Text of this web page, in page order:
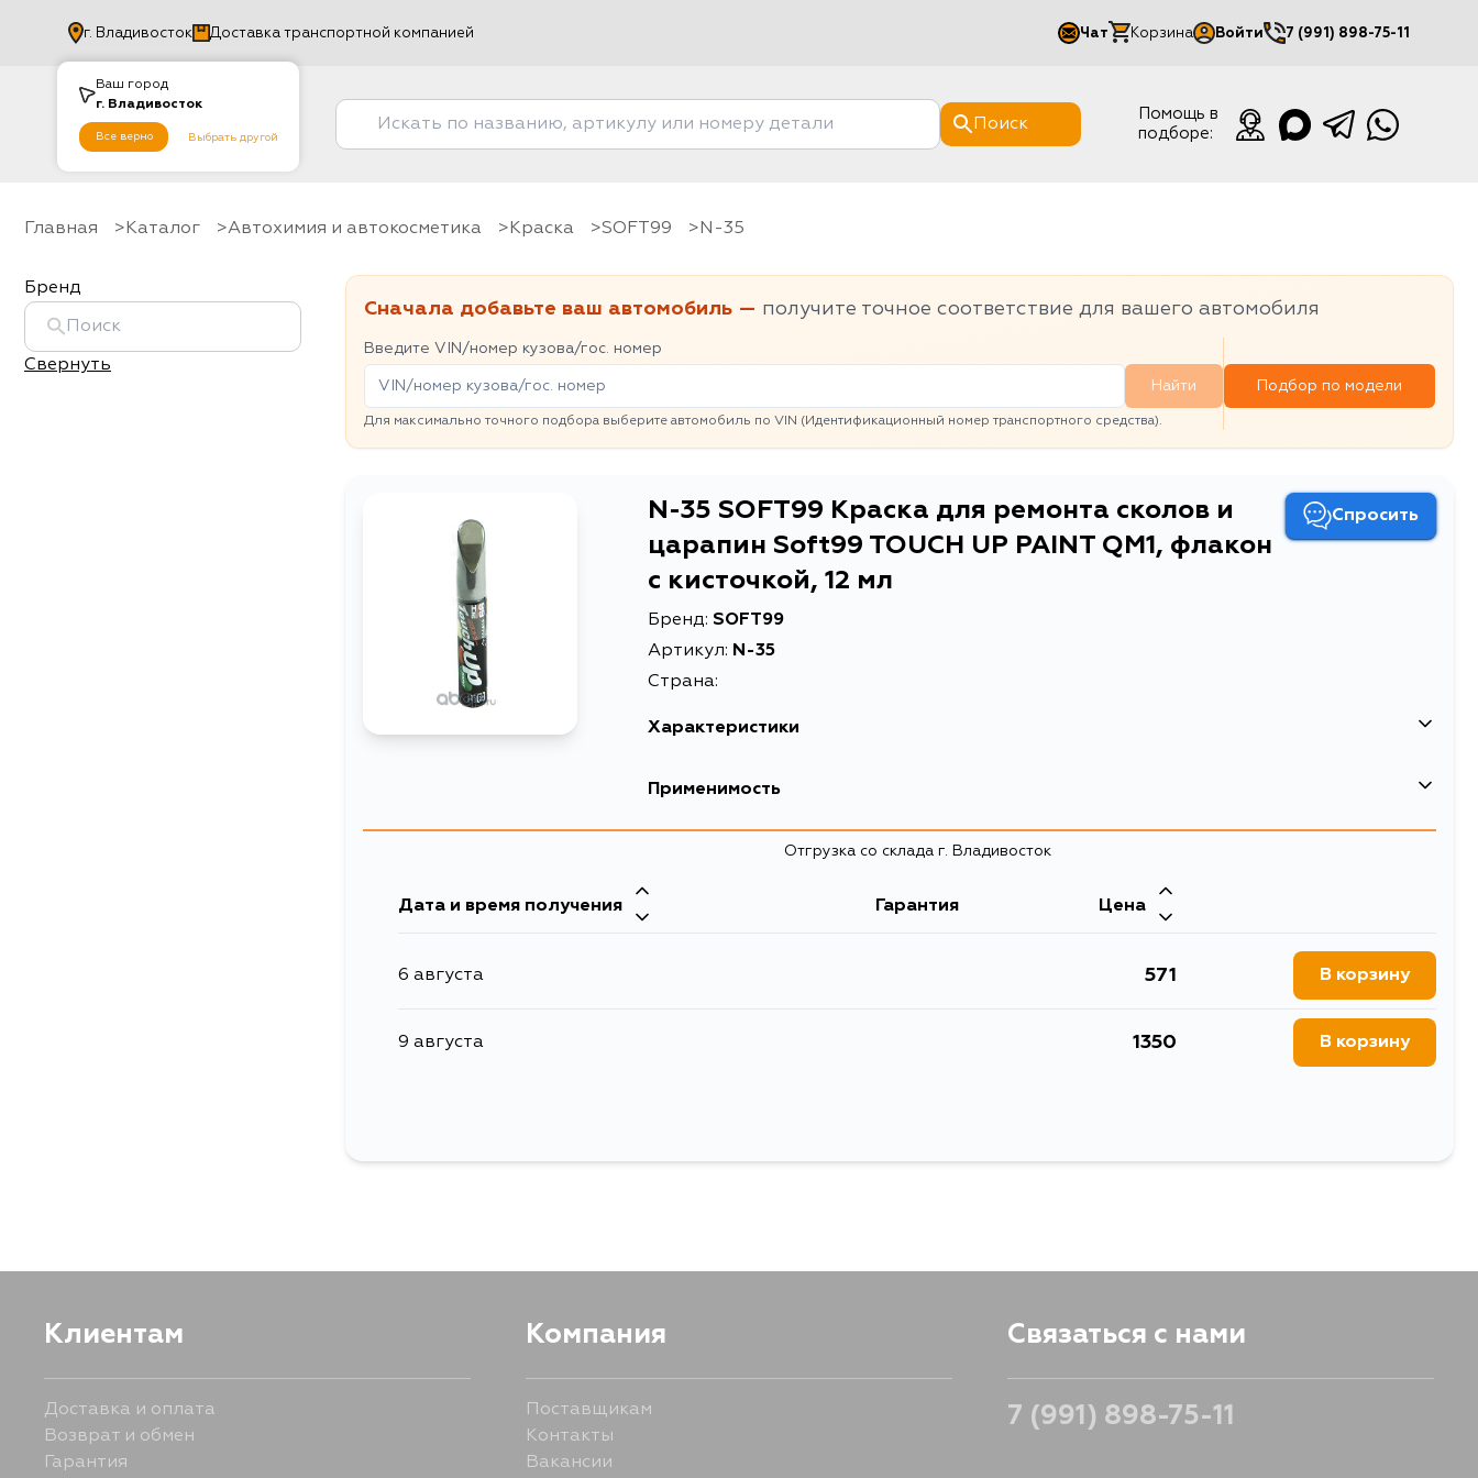
Ваш город
г. Владивосток
Все верно Выбрать другой
г. Владивосток Доставка транспортной компанией Чат Корзина Войти
Мой кабинет
7 (991) 898-75-11
Поиск
Помощь в
подборе:
Главная Каталог Автохимия и автокосметика Краска SOFT99 N-35
Бренд
Свернуть
Сначала добавьте ваш автомобиль — получите точное соответствие для вашего автомобиля
Введите VIN/номер кузова/гос. номер
Найти
Для максимально точного подбора выберите автомобиль по VIN (Идентификационный номер транспортного средства).
Подбор по модели
N-35 SOFT99 Краска для ремонта сколов и
царапин Soft99 TOUCH UP PAINT QM1, флакон
с кисточкой, 12 мл
Спросить
Бренд: SOFT99
Артикул: N-35
Страна:
Характеристики
EAN-13 4975759170358
Описание
кисточкой, 12 мл
Применимость
Отгрузка со склада г. Владивосток
Дата и время получения Гарантия Цена
6 августа 571 В корзину
9 августа 1350 В корзину
Клиентам
Доставка и оплата
Возврат и обмен
Гарантия
Компания
Поставщикам
Контакты
Вакансии
Связаться с нами
7 (991) 898-75-11